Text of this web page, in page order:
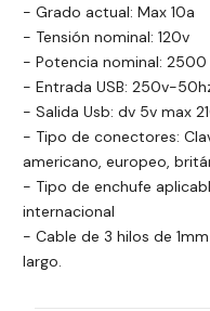
- Grado actual: Max 10a
- Tensión nominal: 120v
- Potencia nominal: 2500
- Entrada USB: 250v-
- Salida Usb: dv 5v max
- Tipo de conectores:
americano, europeo,
- Tipo de enchufe
internacional
- Cable de 3 hilos de
largo.